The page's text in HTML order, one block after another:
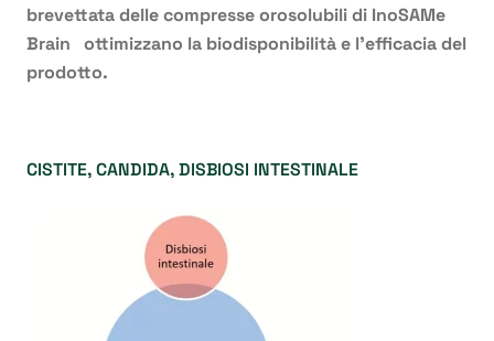
brevettata delle compresse orosolubili di InoSAMe
Brain ottimizzano la biodisponibilità e l’efficacia del
prodotto.
CISTITE, CANDIDA, DISBIOSI INTESTINALE